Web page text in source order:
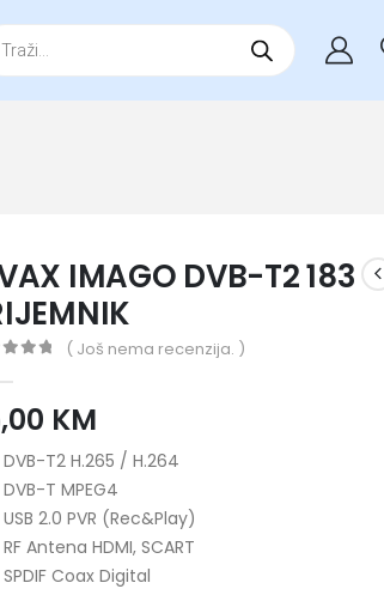
IMAGO DVB-T2 183
( Još nema recenzija. )
KM
DVB-T2 H.265 / H.264
DVB-T MPEG4
USB 2.0 PVR (Rec&Play)
RF Antena HDMI, SCART
SPDIF Coax Digital